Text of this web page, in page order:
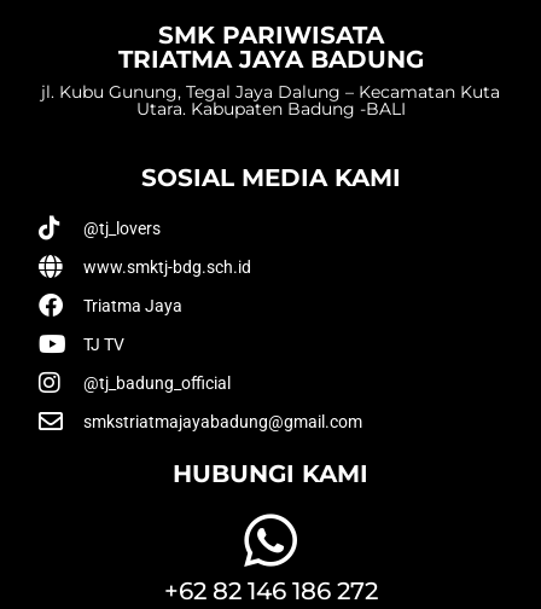
SMK PARIWISATA
TRIATMA JAYA BADUNG
jl. Kubu Gunung, Tegal Jaya Dalung – Kecamatan Kuta
Utara. Kabupaten Badung -BALI
SOSIAL MEDIA KAMI
@tj_lovers
www.smktj-bdg.sch.id
Triatma Jaya
TJ TV
@tj_badung_official
smkstriatmajayabadung@gmail.com
HUBUNGI KAMI
+62 82 146 186 272